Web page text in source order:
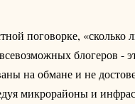
поговорке, «сколько
блогеров -
на обмане и не
микрорайоны и